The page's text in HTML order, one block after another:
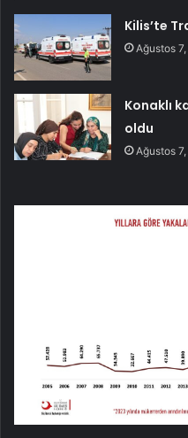
Kilis’te
Ağustos
Konaklı
oldu
Ağustos